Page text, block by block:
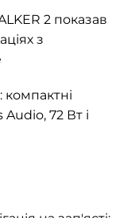
2 показав
з
компактні
72 Вт і